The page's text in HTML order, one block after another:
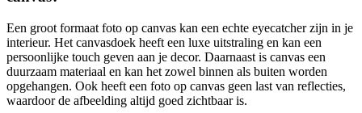
Een groot formaat foto op canvas kan een echte eyecatcher zijn in je
interieur. Het canvasdoek heeft een luxe uitstraling en kan een
persoonlijke touch geven aan je decor. Daarnaast is canvas een
duurzaam materiaal en kan het zowel binnen als buiten worden
opgehangen. Ook heeft een foto op canvas geen last van reflecties,
waardoor de afbeelding altijd goed zichtbaar is.